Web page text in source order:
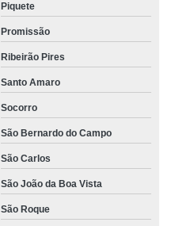
Piquete
Promissão
Ribeirão Pires
Santo Amaro
Socorro
São Bernardo do Campo
São Carlos
São João da Boa Vista
São Roque